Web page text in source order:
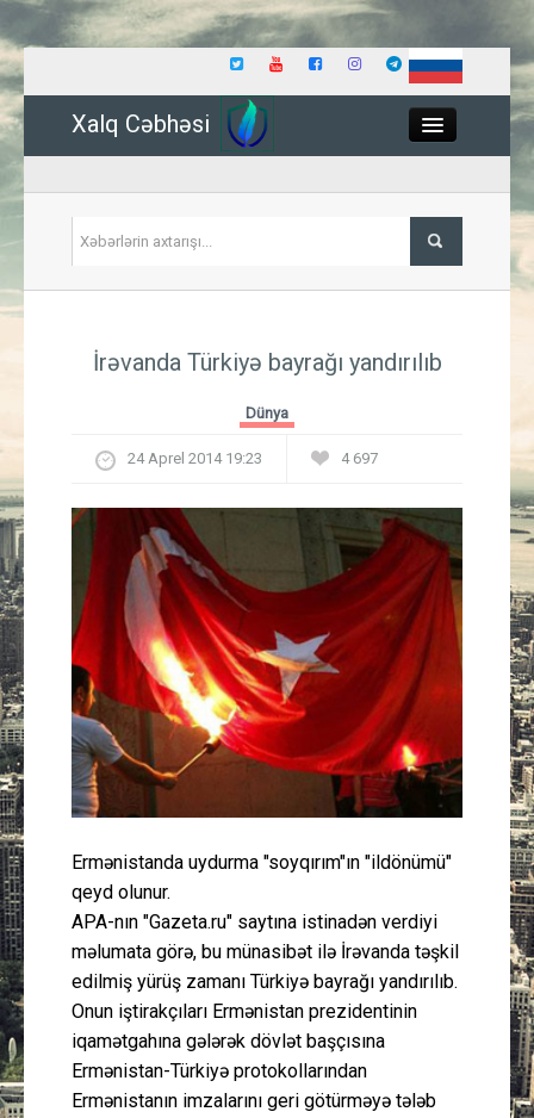
Xalq Cəbhəsi
İqtisadiyyat
Güney Azərbaycan
Mədəniyyət
Müsahibə
İdman
Layihə
Gündəm
Cəmiyyət
Peşə etikası
Əlaqə
İrəvanda Türkiyə bayrağı yandırılıb
Dünya
24 Aprel 2014 19:23 4 697
Ermənistanda uydurma "soyqırım"ın "ildönümü"
qeyd olunur.
APA-nın "Gazeta.ru" saytına istinadən verdiyi
məlumata görə, bu münasibət ilə İrəvanda təşkil
edilmiş yürüş zamanı Türkiyə bayrağı yandırılıb.
Onun iştirakçıları Ermənistan prezidentinin
iqamətgahına gələrək dövlət başçısına
Ermənistan-Türkiyə protokollarından
Ermənistanın imzalarını geri götürməyə tələb